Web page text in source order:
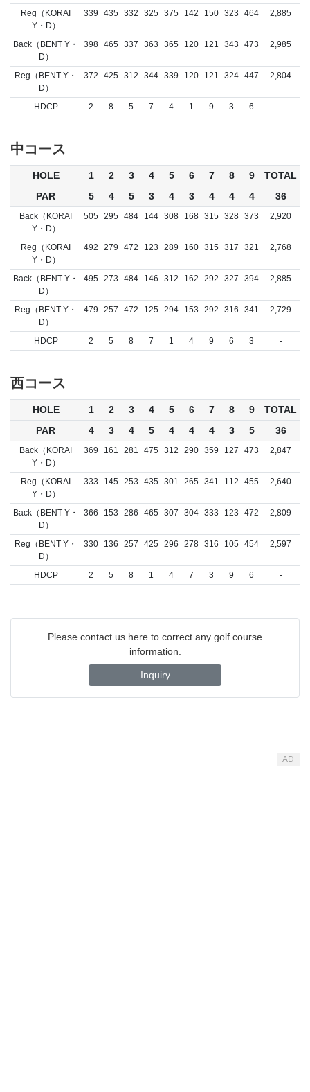
Reg（KORAI
Y・D）
339 435 332 325 375 142 150 323 464 2,885
Back（BENT Y・
D）
398 465 337 363 365 120 121 343 473 2,985
Reg（BENT Y・
D）
372 425 312 344 339 120 121 324 447 2,804
HDCP 2 8 5 7 4 1 9 3 6 -
中コース
HOLE 1 2 3 4 5 6 7 8 9
TOTAL
PAR
5 4 5 3 4 3 4 4 4 36
Back（KORAI
Y・D）
505 295 484 144 308 168 315 328 373 2,920
Reg（KORAI
Y・D）
492 279 472 123 289 160 315 317 321 2,768
Back（BENT Y・
D）
495 273 484 146 312 162 292 327 394 2,885
Reg（BENT Y・
D）
479 257 472 125 294 153 292 316 341 2,729
HDCP 2 5 8 7 1 4 9 6 3 -
西コース
HOLE 1 2 3 4 5 6 7 8 9
TOTAL
PAR
4 3 4 5 4 4 4 3 5 36
Back（KORAI
Y・D）
369 161 281 475 312 290 359 127 473 2,847
Reg（KORAI
Y・D）
333 145 253 435 301 265 341 112 455 2,640
Back（BENT Y・
D）
366 153 286 465 307 304 333 123 472 2,809
Reg（BENT Y・
D）
330 136 257 425 296 278 316 105 454 2,597
HDCP 2 5 8 1 4 7 3 9 6 -
Please contact us here to correct any golf course
information.
Inquiry
AD